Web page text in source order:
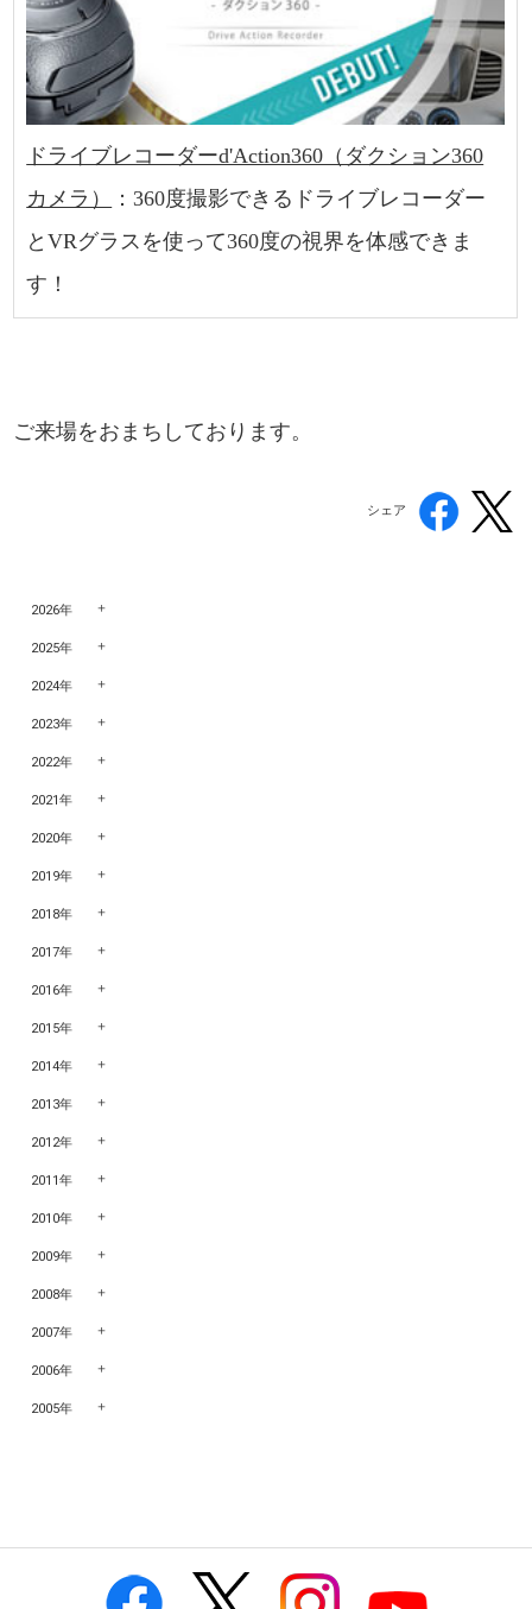
ドライブレコーダーd'Action360（ダクション360
カメラ）
：360度撮影できるドライブレコーダー
とVRグラスを使って360度の視界を体感できま
す！
ご来場をおまちしております。
シェア
2026年
2025年
2024年
2023年
2022年
2021年
2020年
2019年
2018年
2017年
2016年
2015年
2014年
2013年
2012年
2011年
2010年
2009年
2008年
2007年
2006年
2005年